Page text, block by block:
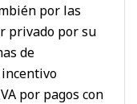
por las
privado por su
de
incentivo
por pagos con